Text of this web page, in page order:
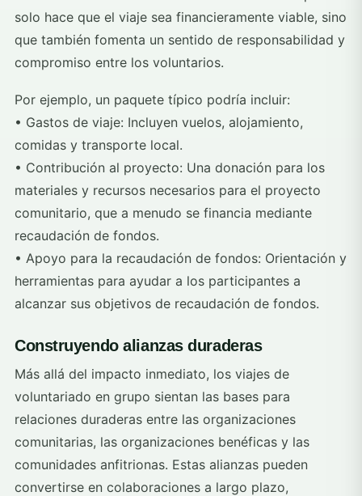
solo hace que el viaje sea financieramente viable, sino
que también fomenta un sentido de responsabilidad y
compromiso entre los voluntarios.
Por ejemplo, un paquete típico podría incluir:
• Gastos de viaje: Incluyen vuelos, alojamiento,
comidas y transporte local.
• Contribución al proyecto: Una donación para los
materiales y recursos necesarios para el proyecto
comunitario, que a menudo se financia mediante
recaudación de fondos.
• Apoyo para la recaudación de fondos: Orientación y
herramientas para ayudar a los participantes a
alcanzar sus objetivos de recaudación de fondos.
Construyendo alianzas duraderas
Más allá del impacto inmediato, los viajes de
voluntariado en grupo sientan las bases para
relaciones duraderas entre las organizaciones
comunitarias, las organizaciones benéficas y las
comunidades anfitrionas. Estas alianzas pueden
convertirse en colaboraciones a largo plazo,